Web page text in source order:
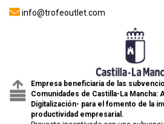
info@trofeoutlet.com
Empresa beneficiaria de las
Comunidades de Castilla-La Mancha:
Digitalización- para el fomento de la
productividad empresarial.